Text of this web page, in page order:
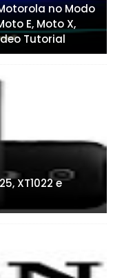
no Modo
E, Moto X,
Tutorial
XT1022 e